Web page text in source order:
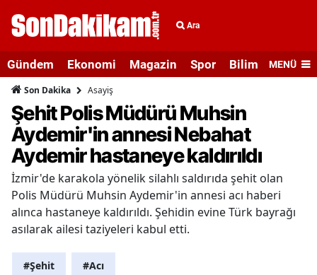
Ara
Gündem Ekonomi Magazin Spor Bilim veMENÜ
Son Dakika Asayiş
Şehit Polis Müdürü Muhsin
Aydemir'in annesi Nebahat
Aydemir hastaneye kaldırıldı
İzmir'de karakola yönelik silahlı saldırıda şehit olan
Polis Müdürü Muhsin Aydemir'in annesi acı haberi
alınca hastaneye kaldırıldı. Şehidin evine Türk bayrağı
asılarak ailesi taziyeleri kabul etti.
#Şehit #Acı